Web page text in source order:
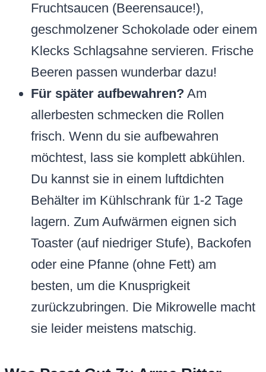
Fruchtsaucen (Beerensauce!),
geschmolzener Schokolade oder einem
Klecks Schlagsahne servieren. Frische
Beeren passen wunderbar dazu!
Für später aufbewahren? Am
allerbesten schmecken die Rollen
frisch. Wenn du sie aufbewahren
möchtest, lass sie komplett abkühlen.
Du kannst sie in einem luftdichten
Behälter im Kühlschrank für 1-2 Tage
lagern. Zum Aufwärmen eignen sich
Toaster (auf niedriger Stufe), Backofen
oder eine Pfanne (ohne Fett) am
besten, um die Knusprigkeit
zurückzubringen. Die Mikrowelle macht
sie leider meistens matschig.